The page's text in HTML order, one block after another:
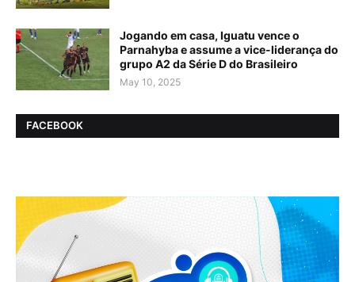
Jogando em casa, Iguatu vence o
Parnahyba e assume a vice-liderança do
grupo A2 da Série D do Brasileiro
May 10, 2025
FACEBOOK